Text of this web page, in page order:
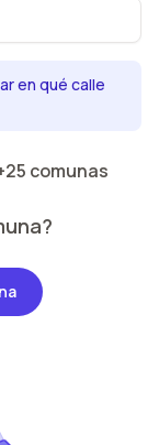
en qué calle
comunas